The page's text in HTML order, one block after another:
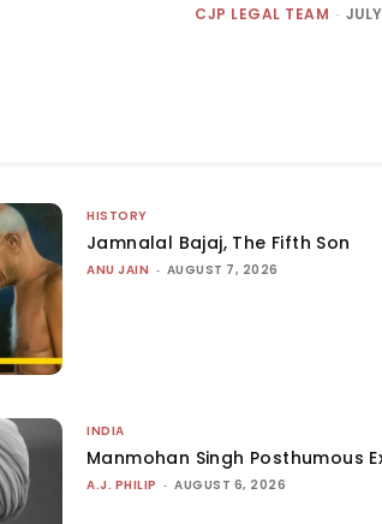
CJP LEGAL TEAM -
HISTORY
Jamnalal Bajaj, The Fifth Son
ANU JAIN - AUGUST 7, 2026
INDIA
Manmohan Singh Posthumous
A.J. PHILIP - AUGUST 6, 2026